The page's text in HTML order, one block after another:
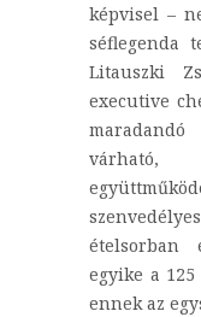
képvisel –
séflegenda
Litauszki
executive
ételsorban
egyike a
ennek az